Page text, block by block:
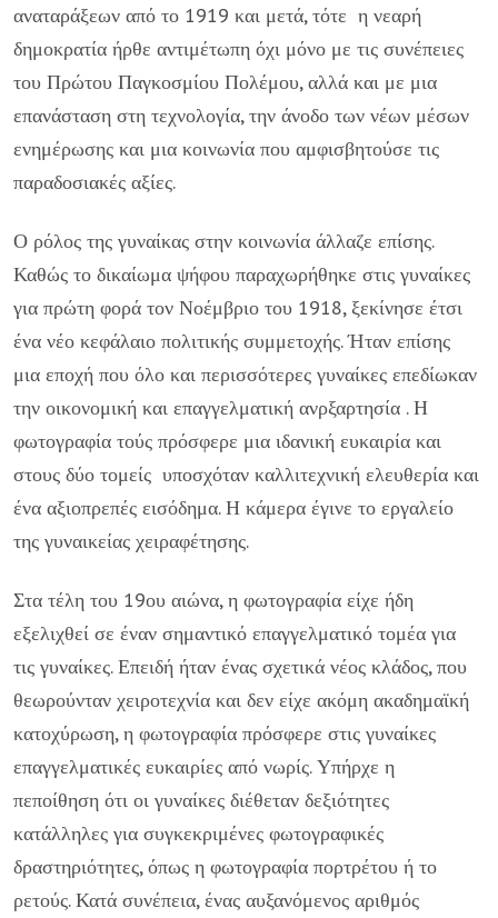
αναταράξεων από το 1919 και μετά, τότε η νεαρή
δημοκρατία ήρθε αντιμέτωπη όχι μόνο με τις συνέπειες
του Πρώτου Παγκοσμίου Πολέμου, αλλά και με μια
επανάσταση στη τεχνολογία, την άνοδο των νέων μέσων
ενημέρωσης και μια κοινωνία που αμφισβητούσε τις
παραδοσιακές αξίες.
Ο ρόλος της γυναίκας στην κοινωνία άλλαζε επίσης.
Καθώς το δικαίωμα ψήφου παραχωρήθηκε στις γυναίκες
για πρώτη φορά τον Νοέμβριο του 1918, ξεκίνησε έτσι
ένα νέο κεφάλαιο πολιτικής συμμετοχής. Ήταν επίσης
μια εποχή που όλο και περισσότερες γυναίκες επεδίωκαν
την οικονομική και επαγγελματική ανρξαρτησία . Η
φωτογραφία τούς πρόσφερε μια ιδανική ευκαιρία και
στους δύο τομείς υποσχόταν καλλιτεχνική ελευθερία και
ένα αξιοπρεπές εισόδημα. Η κάμερα έγινε το εργαλείο
της γυναικείας χειραφέτησης.
Στα τέλη του 19ου αιώνα, η φωτογραφία είχε ήδη
εξελιχθεί σε έναν σημαντικό επαγγελματικό τομέα για
τις γυναίκες. Επειδή ήταν ένας σχετικά νέος κλάδος, που
θεωρούνταν χειροτεχνία και δεν είχε ακόμη ακαδημαϊκή
κατοχύρωση, η φωτογραφία πρόσφερε στις γυναίκες
επαγγελματικές ευκαιρίες από νωρίς. Υπήρχε η
πεποίθηση ότι οι γυναίκες διέθεταν δεξιότητες
κατάλληλες για συγκεκριμένες φωτογραφικές
δραστηριότητες, όπως η φωτογραφία πορτρέτου ή το
ρετούς. Κατά συνέπεια, ένας αυξανόμενος αριθμός